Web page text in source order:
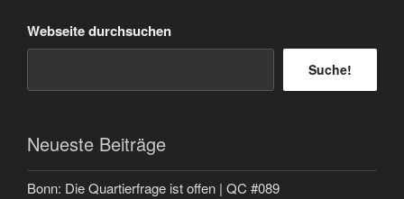
Webseite durchsuchen
Suche!
Neueste Beiträge
Bonn: Die Quartierfrage ist offen | QC #089